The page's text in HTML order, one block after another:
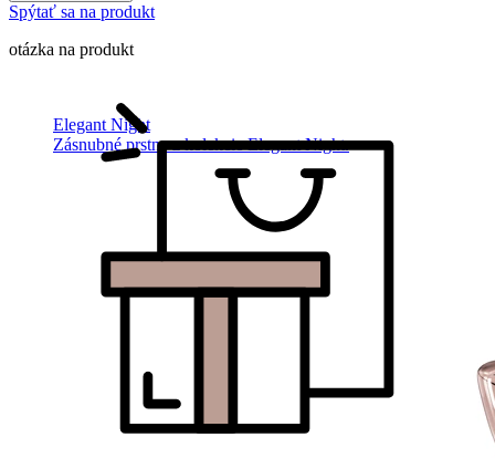
Elegant Night
Zásnubné prstne z kolekcie Elegant Night.
Spýtať sa na produkt
otázka na produkt